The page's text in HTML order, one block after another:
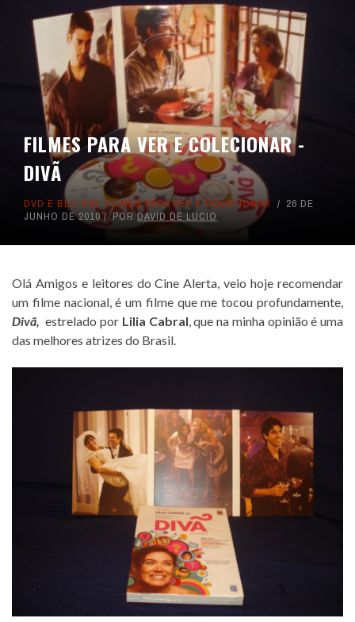
FILMES PARA VER E COLECIONAR -
DIVÃ
DVD E BLU-RAY,FILMES PARA VER E COLECIONAR
26 DE
JUNHO DE 2010
PORDAVID DE LUCIO
Olá Amigos e leitores do Cine Alerta, veio hoje recomendar
um filme nacional, é um filme que me tocou profundamente,
Divã, estrelado por Lilia Cabral, que na minha opinião é uma
das melhores atrizes do Brasil.